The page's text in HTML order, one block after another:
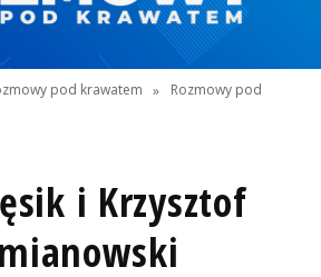
pod krawatem »
Rozmowy pod
i Krzysztof